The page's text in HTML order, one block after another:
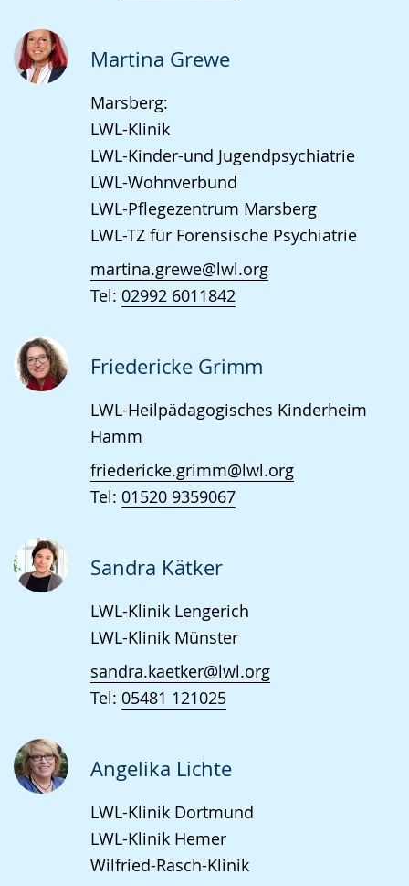
Martina Grewe
Marsberg:
LWL-Klinik
LWL-Kinder-und Jugendpsychiatrie
LWL-Wohnverbund
LWL-Pflegezentrum Marsberg
LWL-TZ für Forensische Psychiatrie
martina.grewe@lwl.org
Tel: 02992 6011842
Friedericke Grimm
LWL-Heilpädagogisches Kinderheim
Hamm
friedericke.grimm@lwl.org
Tel: 01520 9359067
Sandra Kätker
LWL-Klinik Lengerich
LWL-Klinik Münster
sandra.kaetker@lwl.org
Tel: 05481 121025
Angelika Lichte
LWL-Klinik Dortmund
LWL-Klinik Hemer
Wilfried-Rasch-Klinik